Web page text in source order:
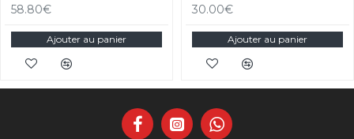
58.80€
Ajouter au panier
30.00€
Ajouter au panier